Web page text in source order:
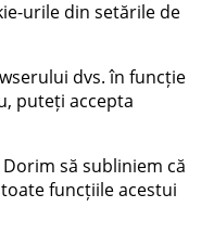
urile din setările de
dvs. în funcție
puteți accepta
să subliniem că
funcțiile acestui